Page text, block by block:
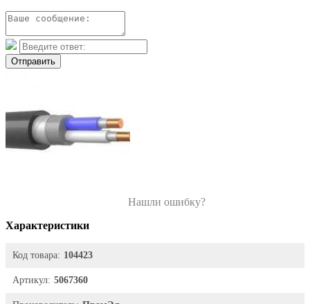
Отправить
Нашли ошибку?
Характеристики
Код товара: 104423
Артикул: 5067360